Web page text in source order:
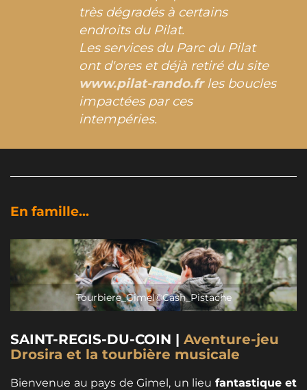
très dégradés à certains
endroits du Pilat.
Les services du Parc du Pilat
ont d'ores et déjà retiré du site
www.pilat-rando.frles boucles
impactées par ces
intempéries.
En famille...
Tourbiere_Gimel©Cash_Pistache
​SAINT-REGIS-DU-COIN | Aventure-jeu
Drosira et la tourbière musicale
Bienvenue au pays de Gimel, un lieu fantastique et